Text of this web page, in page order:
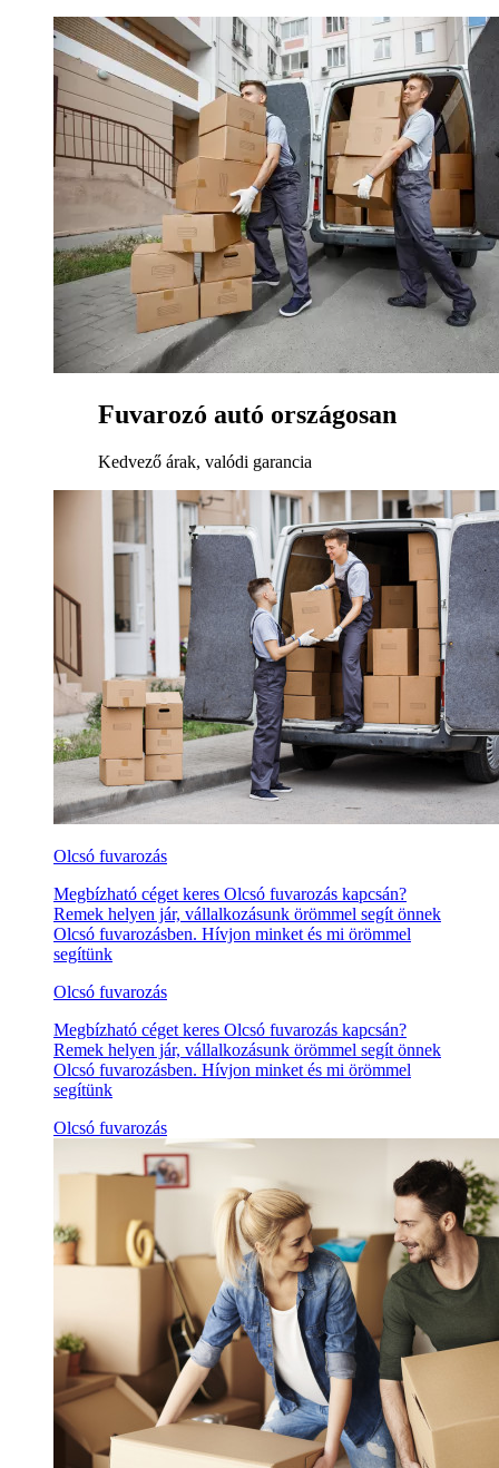
Fuvarozó autó országosan
Kedvező árak, valódi garancia
Olcsó fuvarozás
Megbízható céget keres Olcsó fuvarozás kapcsán?
Remek helyen jár, vállalkozásunk örömmel segít önnek
Olcsó fuvarozásben. Hívjon minket és mi örömmel
segítünk
Olcsó fuvarozás
Megbízható céget keres Olcsó fuvarozás kapcsán?
Remek helyen jár, vállalkozásunk örömmel segít önnek
Olcsó fuvarozásben. Hívjon minket és mi örömmel
segítünk
Olcsó fuvarozás